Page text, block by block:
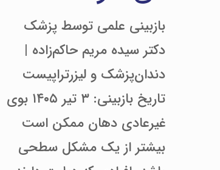
بازبینی علمی توسط پزشک
دکتر سیده مریم حاکم‌زاده |
دندان‌پزشک و لیزرتراپیست
تاریخ بازبینی: ۳ تیر ۱۴۰۵ بوی
غیرعادی دهان ممکن است
بیشتر از یک مشکل سطحی